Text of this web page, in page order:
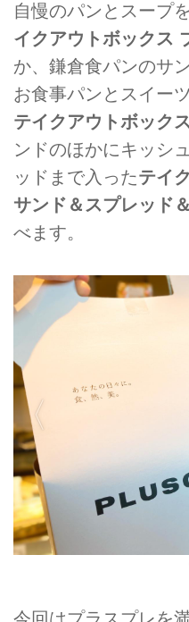
自慢のパンとスープ
イクアウトボックス
か、鎌倉食パンのサ
お食事パンとスイー
テイクアウトボック
ンドのほかにキッシ
ッドまで入ったテイ
サンド＆スプレッド
べます。